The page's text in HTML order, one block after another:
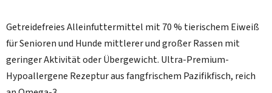
Getreidefreies Alleinfuttermittel mit 70 % tierischem Eiweiß
für Senioren und Hunde mittlerer und großer Rassen mit
geringer Aktivität oder Übergewicht. Ultra-Premium-
Hypoallergene Rezeptur aus fangfrischem Pazifikfisch, reich